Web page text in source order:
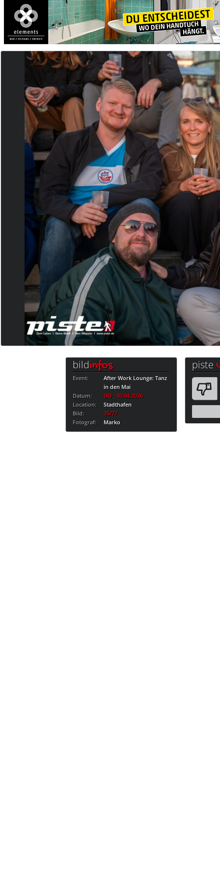
bildinfos
Event:
After Work Lounge: Tanz
in den Mai
Datum:
DO · 30.04.2026
Location:
Stadthafen
Bild:
35/77
Fotograf:
Marko
piste